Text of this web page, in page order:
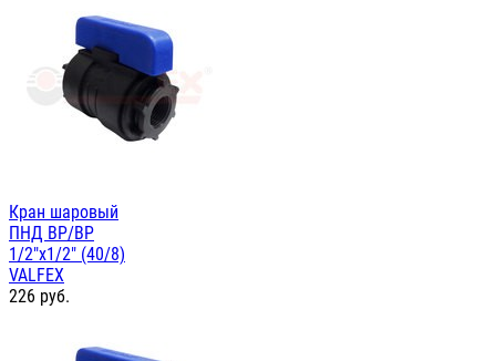
Кран шаровый
ПНД ВР/ВР
1/2"х1/2" (40/8)
VALFEX
226 руб.